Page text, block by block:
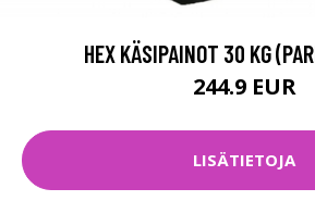
HEX KÄSIPAINOT 30 KG
244.9 EUR
LISÄTIETOJA